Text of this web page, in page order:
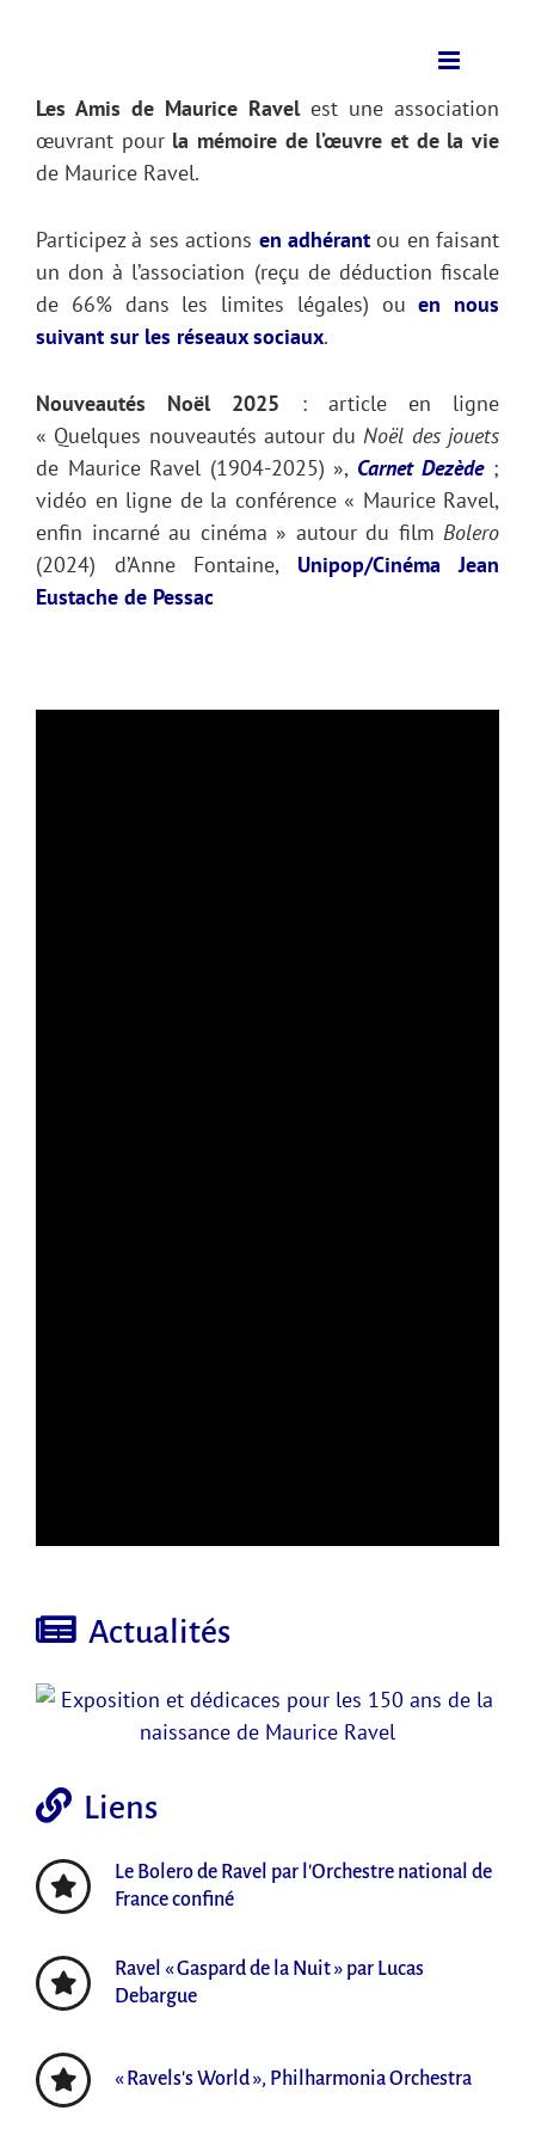
Les Amis de Maurice Ravelest une association
œuvrant pour la mémoire de l’œuvre et de la vie
de Maurice Ravel.
Participez à ses actions en adhérantou en faisant
un don à l’association (reçu de déduction fiscale
de 66% dans les limites légales) ouen nous
suivant sur les réseaux sociaux.
Nouveautés Noël 2025 : article en ligne
« Quelques nouveautés autour duNoël des jouets
de Maurice Ravel (1904-2025) », Carnet Dezède;
vidéo en ligne de la conférence « Maurice Ravel,
enfin incarné au cinéma » autour du film Bolero
(2024) d’Anne Fontaine, Unipop/Cinéma Jean
Eustache de Pessac
Actualités
Liens
Le Bolero de Ravel par l'Orchestre national de
France confiné
Ravel « Gaspard de la Nuit » par Lucas
Debargue
« Ravels's World », Philharmonia Orchestra